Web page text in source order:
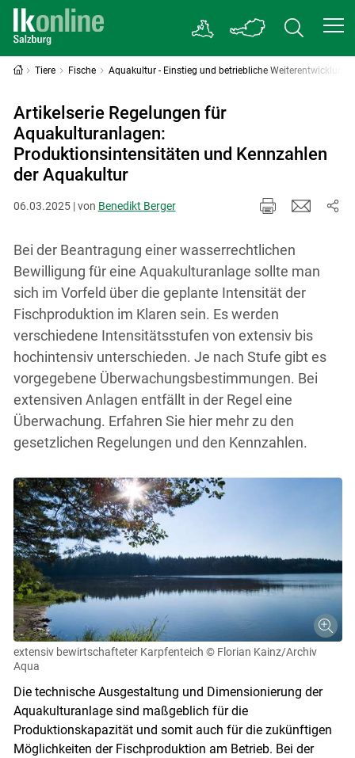
Tiere Fische Aquakultur - Einstieg und betriebliche Weiterentwicklung
Artikelserie Regelungen für
Aquakulturanlagen:
Produktionsintensitäten und Kennzahlen
der Aquakultur
06.03.2025 | von Benedikt Berger
Bei der Beantragung einer wasserrechtlichen
Bewilligung für eine Aquakulturanlage sollte man
sich im Vorfeld über die geplante Intensität der
Fischproduktion im Klaren sein. Es werden
verschiedene Intensitätsstufen von extensiv bis
hochintensiv unterschieden. Je nach Stufe gibt es
vorgegebene Überwachungsbestimmungen. Bei
extensiven Anlagen entfällt in der Regel eine
Überwachung. Erfahren Sie hier mehr zu den
gesetzlichen Regelungen und den Kennzahlen.
extensiv bewirtschafteter Karpfenteich © Florian Kainz/Archiv
Aqua
Die technische Ausgestaltung und Dimensionierung der
Aquakulturanlage sind maßgeblich für die
Produktionskapazität und somit auch für die zukünftigen
Möglichkeiten der Fischproduktion am Betrieb. Bei der